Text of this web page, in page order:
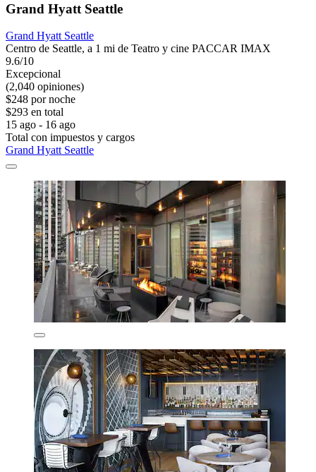
Grand Hyatt Seattle
Grand Hyatt Seattle
Centro de Seattle, a 1 mi de Teatro y cine PACCAR IMAX
9.6/10
Excepcional
(2,040 opiniones)
$248 por noche
$293 en total
15 ago - 16 ago
Total con impuestos y cargos
Grand Hyatt Seattle